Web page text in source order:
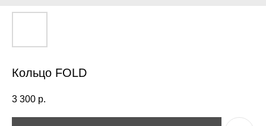
Кольцо FOLD
3 300 р.